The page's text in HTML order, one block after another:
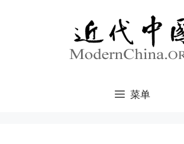
菜单